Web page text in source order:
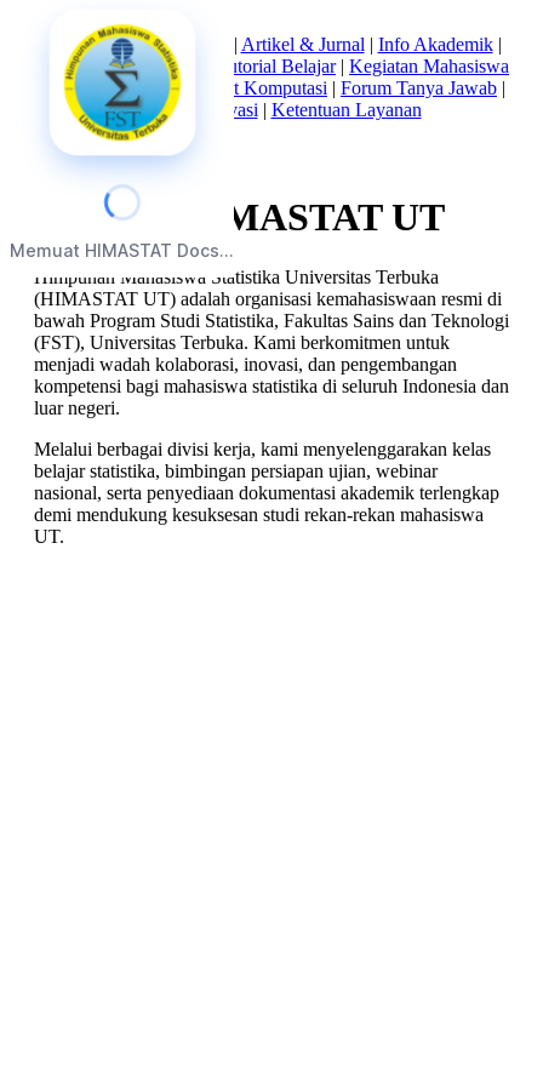
Memuat HIMASTAT Docs...
Beranda|Tentang Kami | Artikel & Jurnal | Info Akademik|
Mata Kuliah Statistika
Tutorial Belajar| Kegiatan Mahasiswa
Struktur Himpunan Alat Komputasi | Forum Tanya Jawab |
Kebijakan Privasi | Ketentuan Layanan
Tentang HIMASTAT UT
Himpunan Mahasiswa Statistika Universitas Terbuka
(HIMASTAT UT) adalah organisasi kemahasiswaan resmi di
bawah Program Studi Statistika, Fakultas Sains dan Teknologi
(FST), Universitas Terbuka. Kami berkomitmen untuk
menjadi wadah kolaborasi, inovasi, dan pengembangan
kompetensi bagi mahasiswa statistika di seluruh Indonesia dan
luar negeri.
Melalui berbagai divisi kerja, kami menyelenggarakan kelas
belajar statistika, bimbingan persiapan ujian, webinar
nasional, serta penyediaan dokumentasi akademik terlengkap
demi mendukung kesuksesan studi rekan-rekan mahasiswa
UT.